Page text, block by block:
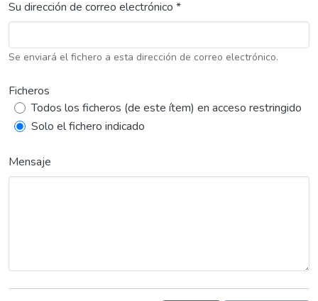
Su dirección de correo electrónico *
Se enviará el fichero a esta dirección de correo electrónico.
Ficheros
Todos los ficheros (de este ítem) en acceso restringido
Solo el fichero indicado
Mensaje